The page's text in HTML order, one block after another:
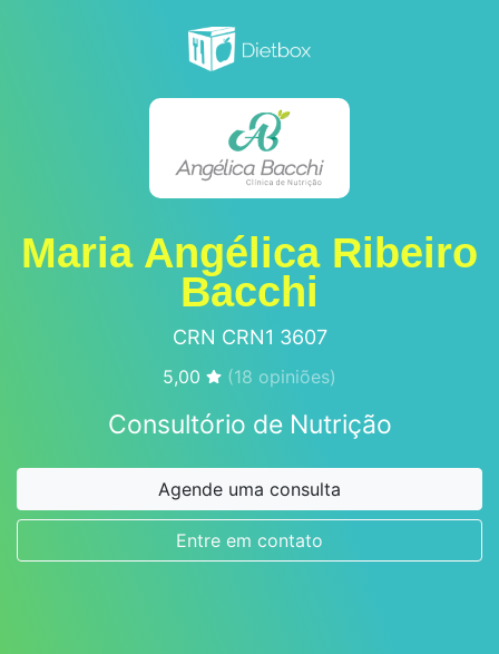
Maria Angélica Ribeiro
Bacchi
CRN CRN1 3607
5,00 (18 opiniões)
Consultório de Nutrição
Agende uma consulta
Entre em contato